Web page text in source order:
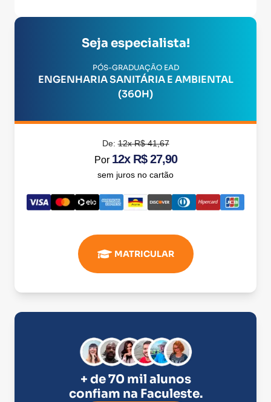
Seja especialista!
PÓS-GRADUAÇÃO EAD
ENGENHARIA SANITÁRIA E AMBIENTAL
(360H)
De:12x R$ 41,67
Por 12x R$ 27,90
sem juros no cartão
MATRICULAR
+ de 70 mil alunos
confiam na Faculeste.